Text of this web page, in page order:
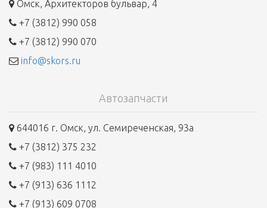
Омск, Архитекторов бульвар, 4
+7 (3812) 990 058
+7 (3812) 990 070
info@skors.ru
Автозапчасти
644016 г. Омск, ул. Семиреченская, 93а
+7 (3812) 375 232
+7 (983) 111 4010
+7 (913) 636 1112
+7 (913) 609 0708